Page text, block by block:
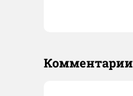
Комментарии